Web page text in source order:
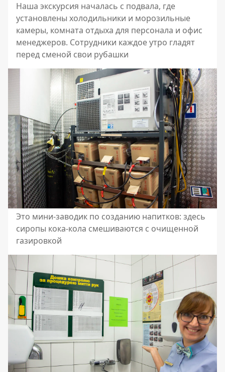
Наша экскурсия началась с подвала, где
установлены холодильники и морозильные
камеры, комната отдыха для персонала и офис
менеджеров. Сотрудники каждое утро гладят
перед сменой свои рубашки
Это мини-заводик по созданию напитков: здесь
сиропы кока-кола смешиваются с очищенной
газировкой